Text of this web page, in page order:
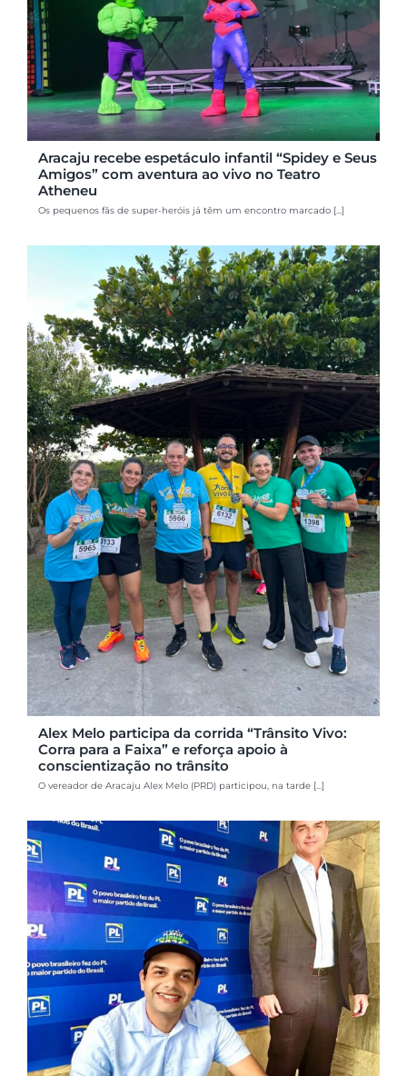
Aracaju recebe espetáculo infantil “Spidey e Seus
Amigos” com aventura ao vivo no Teatro
Atheneu
Os pequenos fãs de super-heróis já têm um encontro marcado [...]
Alex Melo participa da corrida “Trânsito Vivo:
Corra para a Faixa” e reforça apoio à
conscientização no trânsito
O vereador de Aracaju Alex Melo (PRD) participou, na tarde [...]